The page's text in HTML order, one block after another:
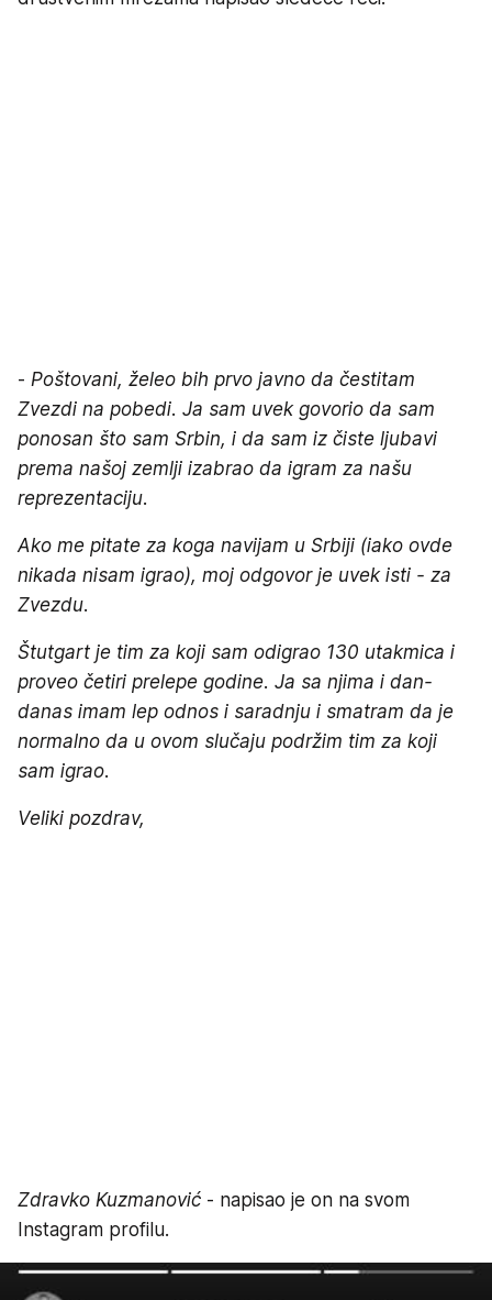
- Poštovani, želeo bih prvo javno da čestitam
Zvezdi na pobedi. Ja sam uvek govorio da sam
ponosan što sam Srbin, i da sam iz čiste ljubavi
prema našoj zemlji izabrao da igram za našu
reprezentaciju.
Ako me pitate za koga navijam u Srbiji (iako ovde
nikada nisam igrao), moj odgovor je uvek isti - za
Zvezdu.
Štutgart je tim za koji sam odigrao 130 utakmica i
proveo četiri prelepe godine. Ja sa njima i dan-
danas imam lep odnos i saradnju i smatram da je
normalno da u ovom slučaju podržim tim za koji
sam igrao.
Veliki pozdrav,
Zdravko Kuzmanović - napisao je on na svom
Instagram profilu.